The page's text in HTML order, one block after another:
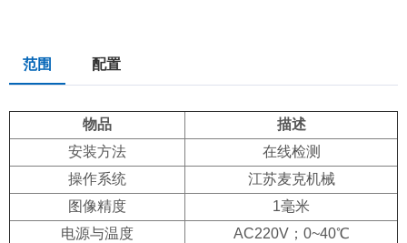
范围 配置
物品
描述
安装方法
在线检测
操作系统
江苏麦克机械
图像精度
1毫米
电源与温度
AC220V；0~40℃